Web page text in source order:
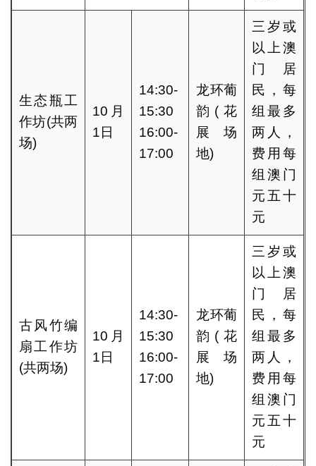
生态瓶工
作坊(共两
场)
10月
1日
14:30-
15:30
16:00-
17:00
龙环葡
韵(花
展场
地)
三岁或
以上澳
门居
民，每
组最多
两人，
费用每
组澳门
元五十
元
古风竹编
扇工作坊
(共两场)
10月
1日
14:30-
15:30
16:00-
17:00
龙环葡
韵(花
展场
地)
三岁或
以上澳
门居
民，每
组最多
两人，
费用每
组澳门
元五十
元